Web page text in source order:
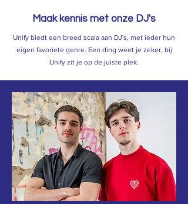
Maak kennis met onze DJ's
Unify biedt een breed scala aan DJ's, met ieder hun
eigen favoriete genre. Een ding weet je zeker, bij
Unify zit je op de juiste plek.